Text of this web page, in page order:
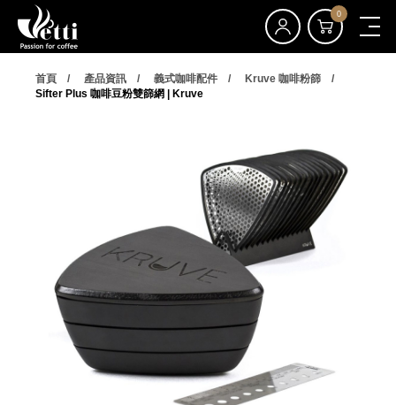
0
首頁 產品資訊 義式咖啡配件
Kruve 咖啡粉篩
Sifter Plus 咖啡豆粉雙篩網 | Kruve